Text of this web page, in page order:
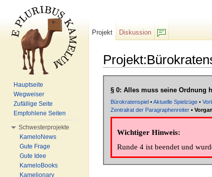
§ 0: Alles muss seine Ordnung
Bürokratenspiel •Aktuelle Spielzüge•
Zentralrat der Paragraphenreiter▪
Wichtiger Hinweis:
Runde 4 ist beendet und
Projekt
Diskussion
Hauptseite
Wegweiser
Zufällige Seite
Empfohlene Seiten
Schwesterprojekte
KameloNews
Gute Frage
Gute Idee
KameloBooks
Kamelionary